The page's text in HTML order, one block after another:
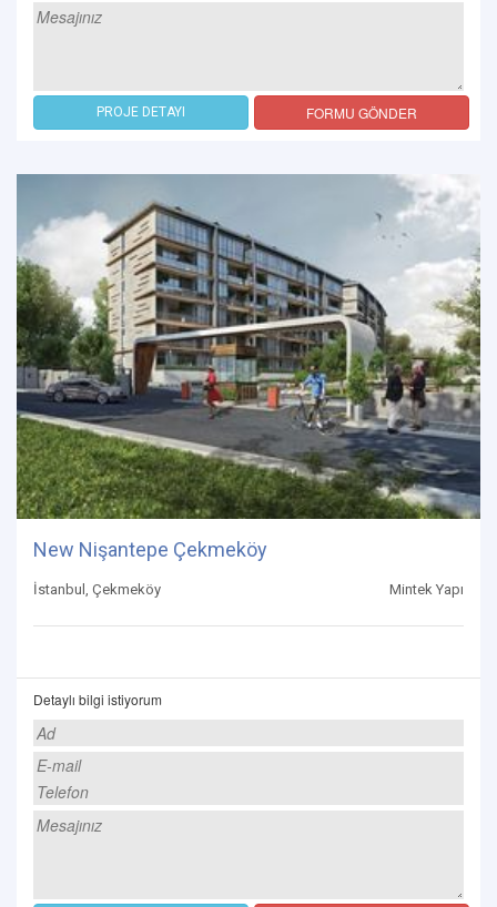
PROJE DETAYI FORMU GÖNDER
New Nişantepe Çekmeköy
İstanbul, Çekmeköy Mintek Yapı
Detaylı bilgi istiyorum